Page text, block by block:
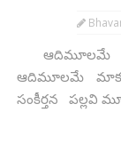
ఆదిమూలమే
ఆదిమూలమే
సంకీర్తన పల్లవి